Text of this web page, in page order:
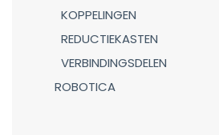
KOPPELINGEN
REDUCTIEKASTEN
VERBINDINGSDELEN
ROBOTICA